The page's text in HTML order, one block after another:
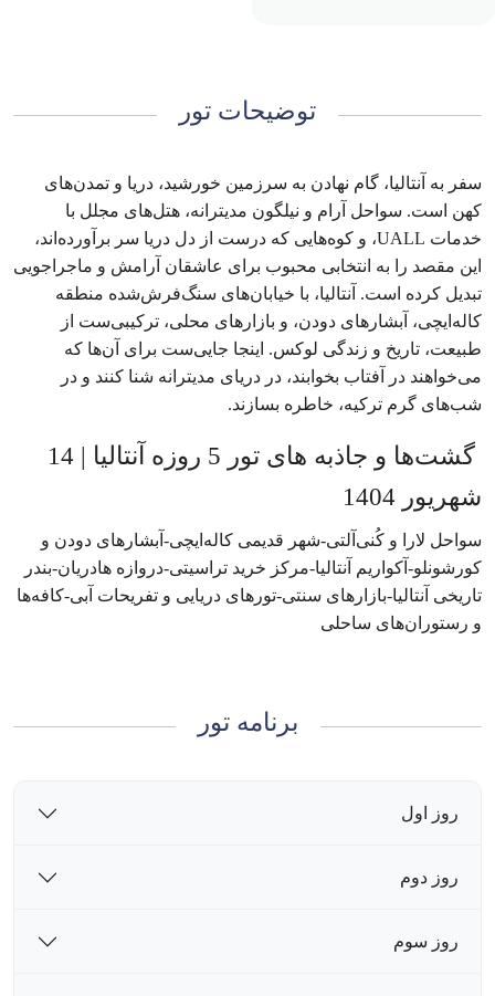
توضیحات تور
سفر به آنتالیا، گام نهادن به سرزمین خورشید، دریا و تمدن‌های
کهن است. سواحل آرام و نیلگون مدیترانه، هتل‌های مجلل با
خدمات UALL، و کوه‌هایی که درست از دل دریا سر برآورده‌اند،
این مقصد را به انتخابی محبوب برای عاشقان آرامش و ماجراجویی
تبدیل کرده است. آنتالیا، با خیابان‌های سنگ‌فرش‌شده منطقه
کاله‌ایچی، آبشارهای دودن، و بازارهای محلی، ترکیبی‌ست از
طبیعت، تاریخ و زندگی لوکس. اینجا جایی‌ست برای آن‌ها که
می‌خواهند در آفتاب بخوابند، در دریای مدیترانه شنا کنند و در
شب‌های گرم ترکیه، خاطره بسازند.
گشت‌ها و جاذبه های تور 5 روزه آنتالیا | 14
شهریور 1404
سواحل لارا و کُنی‌آلتی-شهر قدیمی کاله‌ایچی-آبشارهای دودن و
کورشونلو-آکواریم آنتالیا-مرکز خرید تراسیتی-دروازه هادریان-بندر
تاریخی آنتالیا-بازارهای سنتی-تورهای دریایی و تفریحات آبی-کافه‌ها
و رستوران‌های ساحلی
برنامه تور
روز اول
روز دوم
روز سوم